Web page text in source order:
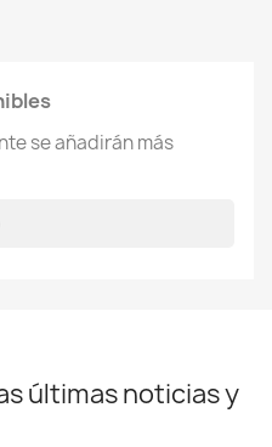
se añadirán más
últimas noticias y